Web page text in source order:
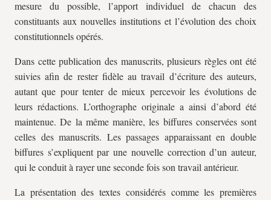
mesure du possible, l’apport individuel de chacun des
constituants aux nouvelles institutions et l’évolution des choix
constitutionnels opérés.
Dans cette publication des manuscrits, plusieurs règles ont été
suivies afin de rester fidèle au travail d’écriture des auteurs,
autant que pour tenter de mieux percevoir les évolutions de
leurs rédactions. L’orthographe originale a ainsi d’abord été
maintenue. De la même manière, les biffures conservées sont
celles des manuscrits. Les passages apparaissant en double
biffures s’expliquent par une nouvelle correction d’un auteur,
qui le conduit à rayer une seconde fois son travail antérieur.
La présentation des textes considérés comme les premières